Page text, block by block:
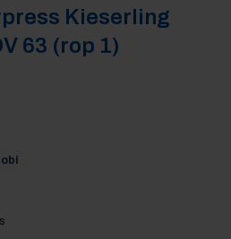
Kieserling
63 (rop 1)